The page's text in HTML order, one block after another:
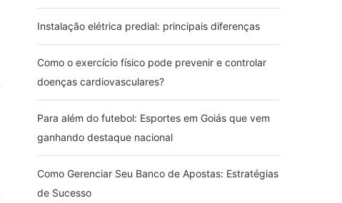
Instalação elétrica predial: principais diferenças
Como o exercício físico pode prevenir e controlar
doenças cardiovasculares?
Para além do futebol: Esportes em Goiás que vem
ganhando destaque nacional
Como Gerenciar Seu Banco de Apostas: Estratégias
de Sucesso